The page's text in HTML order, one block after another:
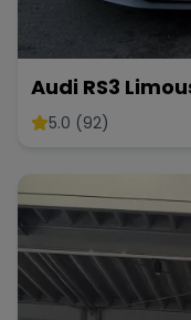
Audi RS3
Sportlimousine
5.0 (92)